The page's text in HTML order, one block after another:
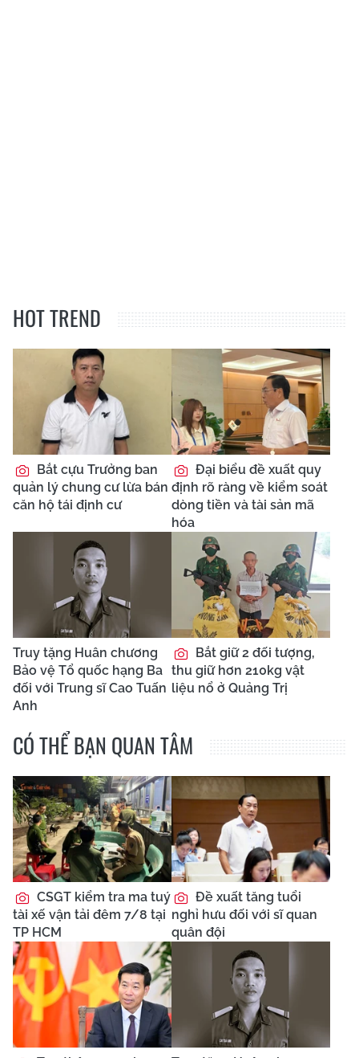
HOT TREND
Bắt cựu Trưởng ban
quản lý chung cư lừa bán
căn hộ tái định cư
Đại biểu đề xuất quy
định rõ ràng về kiểm soát
dòng tiền và tài sản mã
hóa
Truy tặng Huân chương
Bảo vệ Tổ quốc hạng Ba
đối với Trung sĩ Cao Tuấn
Anh
Bắt giữ 2 đối tượng,
thu giữ hơn 210kg vật
liệu nổ ở Quảng Trị
CÓ THỂ BẠN QUAN TÂM
CSGT kiểm tra ma tuý
tài xế vận tải đêm 7/8 tại
TP HCM
Đề xuất tăng tuổi
nghỉ hưu đối với sĩ quan
quân đội